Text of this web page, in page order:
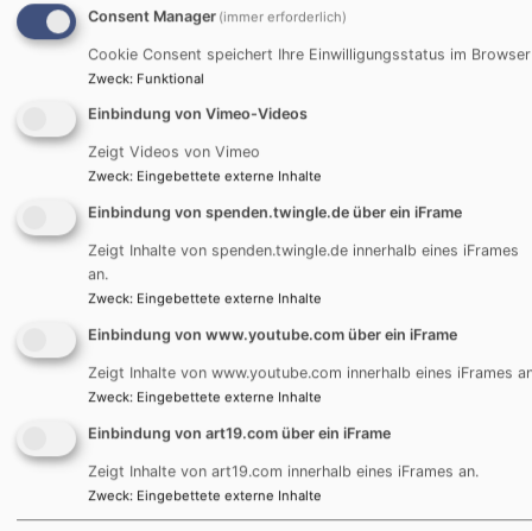
Externe Inhalte von art19.com anzeigen?
Ja (einmalig)
Datenschutzeinstellungen verwalten
Consent Manager (immer erforderlich)
Cookie Consent speichert Ihre Einwilligungsstatus im Browser
Zweck: Funktional
Einbindung von Vimeo-Videos
Zeigt Videos von Vimeo
Zweck: Eingebettete externe Inhalte
Einbindung von spenden.twingle.de über ein iFrame
Zeigt Inhalte von spenden.twingle.de innerhalb eines iFrames
an.
Zweck: Eingebettete externe Inhalte
Einbindung von www.youtube.com über ein iFrame
Zeigt Inhalte von www.youtube.com innerhalb eines iFrames
Zweck: Eingebettete externe Inhalte
Einbindung von art19.com über ein iFrame
Zeigt Inhalte von art19.com innerhalb eines iFrames an.
Zweck: Eingebettete externe Inhalte